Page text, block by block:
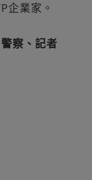
企業家。
察、記者